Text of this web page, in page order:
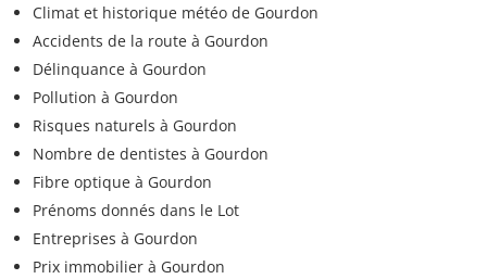
Climat et historique météo de Gourdon
Accidents de la route à Gourdon
Délinquance à Gourdon
Pollution à Gourdon
Risques naturels à Gourdon
Nombre de dentistes à Gourdon
Fibre optique à Gourdon
Prénoms donnés dans le Lot
Entreprises à Gourdon
Prix immobilier à Gourdon